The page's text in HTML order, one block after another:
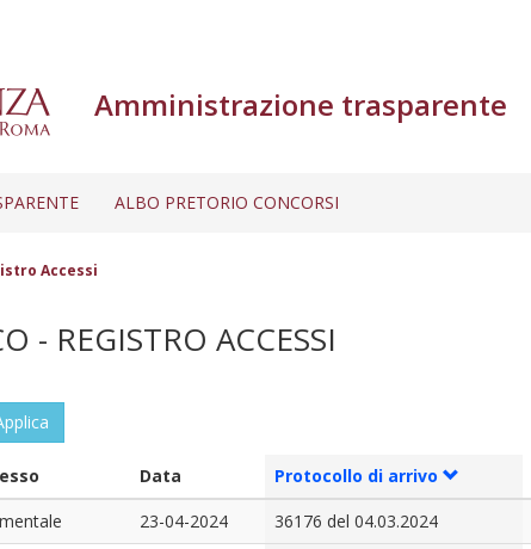
Amministrazione trasparente
ALBO PRETORIO CONCORSI
Accessi
- REGISTRO ACCESSI
Data Protocollo di arrivo
23-04-2024 36176 del 04.03.2024